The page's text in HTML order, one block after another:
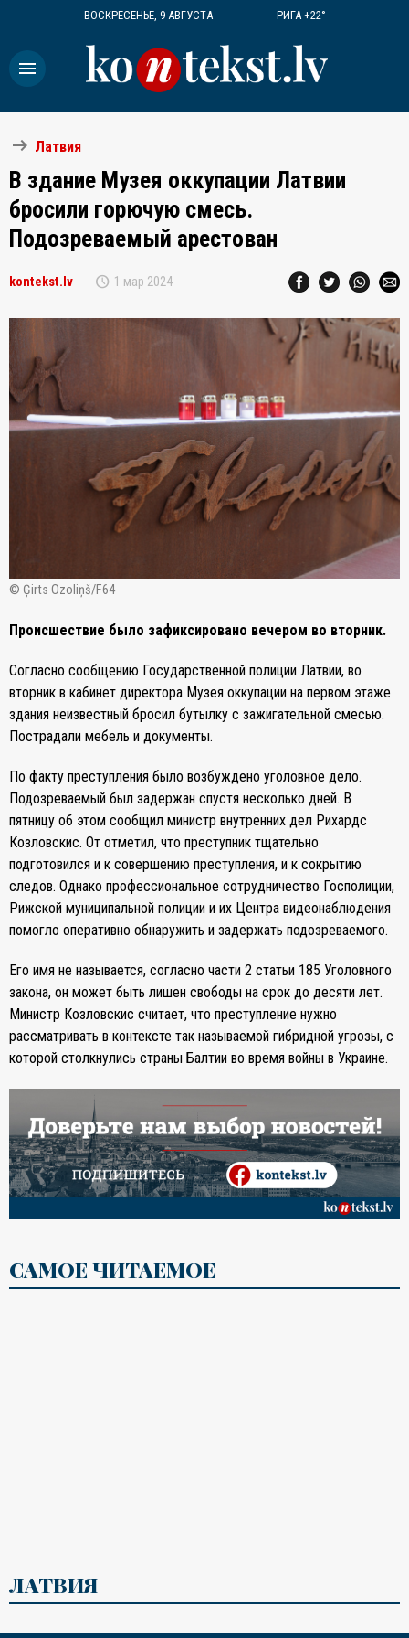
ВОСКРЕСЕНЬЕ, 9 АВГУСТА РИГА +22°
menu
arrow_right_alt Латвия
В здание Музея оккупации Латвии
бросили горючую смесь.
Подозреваемый арестован
kontekst.lv schedule 1 мар 2024
© Ģirts Ozoliņš/F64
Происшествие было зафиксировано вечером во вторник.
Согласно сообщению Государственной полиции Латвии, во
вторник в кабинет директора Музея оккупации на первом этаже
здания неизвестный бросил бутылку с зажигательной смесью.
Пострадали мебель и документы.
По факту преступления было возбуждено уголовное дело.
Подозреваемый был задержан спустя несколько дней. В
пятницу об этом сообщил министр внутренних дел Рихардс
Козловскис. От отметил, что преступник тщательно
подготовился и к совершению преступления, и к сокрытию
следов. Однако профессиональное сотрудничество Госполиции,
Рижской муниципальной полиции и их Центра видеонаблюдения
помогло оперативно обнаружить и задержать подозреваемого.
Его имя не называется, согласно части 2 статьи 185 Уголовного
закона, он может быть лишен свободы на срок до десяти лет.
Министр Козловскис считает, что преступление нужно
рассматривать в контексте так называемой гибридной угрозы, с
которой столкнулись страны Балтии во время войны в Украине.
САМОЕ ЧИТАЕМОЕ
ЛАТВИЯ